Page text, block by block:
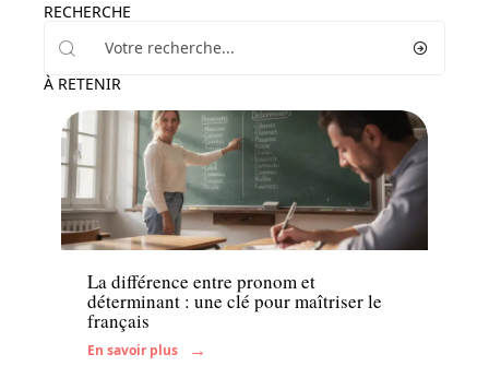
RECHERCHE
À RETENIR
Enfant
La différence entre pronom et
déterminant : une clé pour maîtriser le
français
En savoir plus